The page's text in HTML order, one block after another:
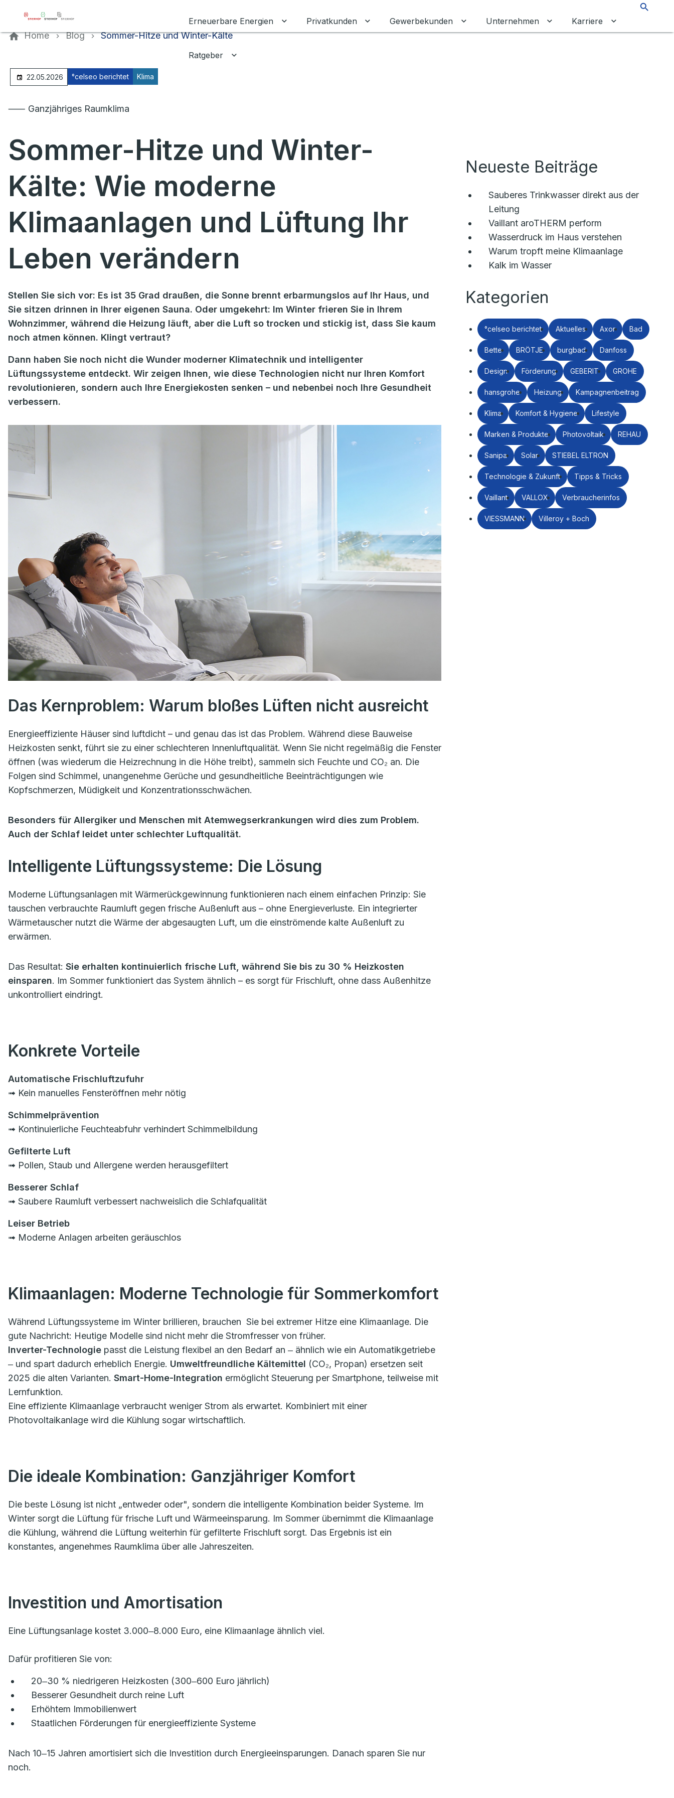
Erneuerbare Energien
Untermenü für Erneuerbare Energien umschalten
Privatkunden Untermenü für Privatkunden umschalten
Gewerbekunden Untermenü für Gewerbekunden umschalten
Unternehmen Untermenü für Unternehmen
Karriere Untermenü für
Ratgeber Untermenü für Ratgeber umschalten
Home Blog Sommer-Hitze und Winter-Kälte
22.05.2026 °celseo berichtet Klima
⸺ Ganzjähriges Raumklima
Sommer-Hitze und Winter-
Kälte: Wie moderne
Klimaanlagen und Lüftung Ihr
Leben verändern
Stellen Sie sich vor: Es ist 35 Grad draußen, die Sonne brennt erbarmungslos auf Ihr Haus, und
Sie sitzen drinnen in Ihrer eigenen Sauna. Oder umgekehrt: Im Winter frieren Sie in Ihrem
Wohnzimmer, während die Heizung läuft, aber die Luft so trocken und stickig ist, dass Sie kaum
noch atmen können. Klingt vertraut?
Dann haben Sie noch nicht die Wunder moderner Klimatechnik und intelligenter
Lüftungssysteme entdeckt. Wir zeigen Ihnen, wie diese Technologien nicht nur Ihren Komfort
revolutionieren, sondern auch Ihre Energiekosten senken – und nebenbei noch Ihre Gesundheit
verbessern.
Das Kernproblem: Warum bloßes Lüften nicht ausreicht
Energieeffiziente Häuser sind luftdicht – und genau das ist das Problem. Während diese Bauweise
Heizkosten senkt, führt sie zu einer schlechteren Innenluftqualität. Wenn Sie nicht regelmäßig die Fenster
öffnen (was wiederum die Heizrechnung in die Höhe treibt), sammeln sich Feuchte und CO₂ an. Die
Folgen sind Schimmel, unangenehme Gerüche und gesundheitliche Beeinträchtigungen wie
Kopfschmerzen, Müdigkeit und Konzentrationsschwächen.
Besonders für Allergiker und Menschen mit Atemwegserkrankungen wird dies zum Problem.
Auch der Schlaf leidet unter schlechter Luftqualität.
Intelligente Lüftungssysteme: Die Lösung
Moderne Lüftungsanlagen mit Wärmerückgewinnung funktionieren nach einem einfachen Prinzip: Sie
tauschen verbrauchte Raumluft gegen frische Außenluft aus – ohne Energieverluste. Ein integrierter
Wärmetauscher nutzt die Wärme der abgesaugten Luft, um die einströmende kalte Außenluft zu
erwärmen.
Das Resultat: Sie erhalten kontinuierlich frische Luft, während Sie bis zu 30 % Heizkosten
einsparen. Im Sommer funktioniert das System ähnlich – es sorgt für Frischluft, ohne dass Außenhitze
unkontrolliert eindringt.
Konkrete Vorteile
Automatische Frischluftzufuhr
➟ Kein manuelles Fensteröffnen mehr nötig
Schimmelprävention
➟ Kontinuierliche Feuchteabfuhr verhindert Schimmelbildung
Gefilterte Luft
➟ Pollen, Staub und Allergene werden herausgefiltert
Besserer Schlaf
➟ Saubere Raumluft verbessert nachweislich die Schlafqualität
Leiser Betrieb
➟ Moderne Anlagen arbeiten geräuschlos
Klimaanlagen: Moderne Technologie für Sommerkomfort
Während Lüftungssysteme im Winter brillieren, brauchen Sie bei extremer Hitze eine Klimaanlage. Die
gute Nachricht: Heutige Modelle sind nicht mehr die Stromfresser von früher.
Inverter-Technologie passt die Leistung flexibel an den Bedarf an ‒ ähnlich wie ein Automatikgetriebe
‒ und spart dadurch erheblich Energie. Umweltfreundliche Kältemittel (CO₂, Propan) ersetzen seit
2025 die alten Varianten. Smart-Home-Integration ermöglicht Steuerung per Smartphone, teilweise mit
Lernfunktion.
Eine effiziente Klimaanlage verbraucht weniger Strom als erwartet. Kombiniert mit einer
Photovoltaikanlage wird die Kühlung sogar wirtschaftlich.
Die ideale Kombination: Ganzjähriger Komfort
Die beste Lösung ist nicht „entweder oder", sondern die intelligente Kombination beider Systeme. Im
Winter sorgt die Lüftung für frische Luft und Wärmeeinsparung. Im Sommer übernimmt die Klimaanlage
die Kühlung, während die Lüftung weiterhin für gefilterte Frischluft sorgt. Das Ergebnis ist ein
konstantes, angenehmes Raumklima über alle Jahreszeiten.
Investition und Amortisation
Eine Lüftungsanlage kostet 3.000‒8.000 Euro, eine Klimaanlage ähnlich viel.
Dafür profitieren Sie von:
20‒30 % niedrigeren Heizkosten (300‒600 Euro jährlich)
Besserer Gesundheit durch reine Luft
Erhöhtem Immobilienwert
Staatlichen Förderungen für energieeffiziente Systeme
Nach 10‒15 Jahren amortisiert sich die Investition durch Energieeinsparungen. Danach sparen Sie nur
noch.
Neueste Beiträge
Sauberes Trinkwasser direkt aus der
Leitung
Vaillant aroTHERM perform
Wasserdruck im Haus verstehen
Warum tropft meine Klimaanlage
Kalk im Wasser
Kategorien
°celseo berichtet Aktuelles Axor Bad
Bette BRÖTJE burgbad Danfoss
Design Förderung GEBERIT GROHE
hansgrohe Heizung Kampagnenbeitrag
Klima Komfort & Hygiene Lifestyle
Marken & Produkte Photovoltaik REHAU
Sanipa Solar STIEBEL ELTRON
Technologie & Zukunft Tipps & Tricks
Vaillant VALLOX Verbraucherinfos
VIESSMANN Villeroy + Boch